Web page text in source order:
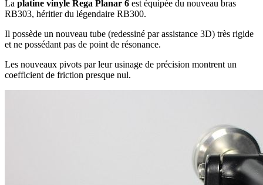
La platine vinyle Rega Planar 6 est équipée du nouveau bras
RB303, héritier du légendaire RB300.
Il possède un nouveau tube (redessiné par assistance 3D) très rigide
et ne possédant pas de point de résonance.
Les nouveaux pivots par leur usinage de précision montrent un
coefficient de friction presque nul.